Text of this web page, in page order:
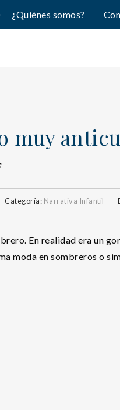
¿Quiénes somos?
muy
Categoría: Narrativa Infantil
En realidad era un
moda en sombreros o